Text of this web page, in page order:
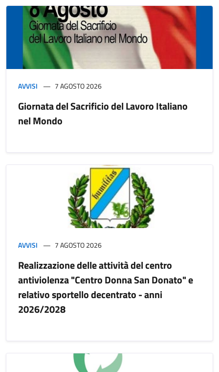
AVVISI 7 AGOSTO 2026
Giornata del Sacrificio del Lavoro Italiano
nel Mondo
AVVISI 7 AGOSTO 2026
Realizzazione delle attività del centro
antiviolenza "Centro Donna San Donato" e
relativo sportello decentrato - anni
2026/2028